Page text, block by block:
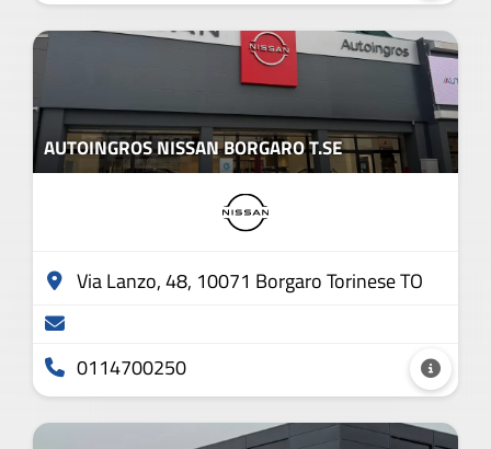
AUTOINGROS NISSAN BORGARO T.SE
Via Lanzo, 48, 10071 Borgaro Torinese TO
0114700250